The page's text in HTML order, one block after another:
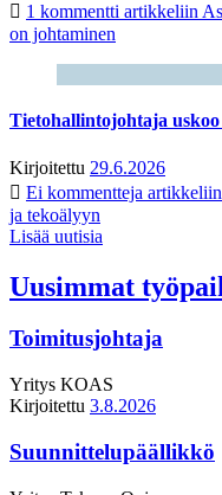
1 kommentti artikkeliin
on johtaminen
Tietohallintojohtaja
Kirjoitettu 29.6.2026
Ei kommentteja
ja tekoälyyn
Lisää uutisia
Uusimmat
Toimitusjohtaja
Yritys KOAS
Kirjoitettu 3.8.2026
Suunnittelupäällikkö